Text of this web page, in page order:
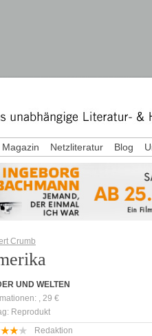
Crumb
UND WELTEN
, 29 €
Reprodukt
Redaktion
Magazin Netzliteratur Blog